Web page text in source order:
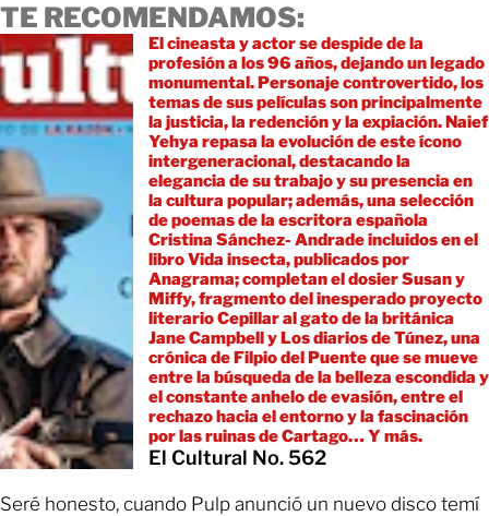
TE RECOMENDAMOS:
El cineasta y actor se despide de la
profesión a los 96 años, dejando un legado
monumental. Personaje controvertido, los
temas de sus películas son principalmente
la justicia, la redención y la expiación. Naief
Yehya repasa la evolución de este ícono
intergeneracional, destacando la
elegancia de su trabajo y su presencia en
la cultura popular; además, una selección
de poemas de la escritora española
Cristina Sánchez- Andrade incluidos en el
libro Vida insecta, publicados por
Anagrama; completan el dosier Susan y
Miffy, fragmento del inesperado proyecto
literario Cepillar al gato de la británica
Jane Campbell y Los diarios de Túnez, una
crónica de Filpio del Puente que se mueve
entre la búsqueda de la belleza escondida y
el constante anhelo de evasión, entre el
rechazo hacia el entorno y la fascinación
por las ruinas de Cartago… Y más.
El Cultural No. 562
Seré honesto, cuando Pulp anunció un nuevo disco temí